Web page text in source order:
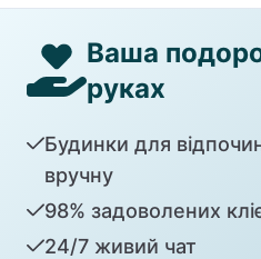
Ваша
руках
Будинки для
вручну
98% задоволених
24/7 живий чат